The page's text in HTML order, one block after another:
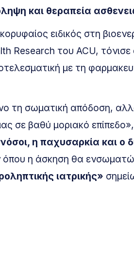
και θεραπεία
ειδικός στη
Research του ACU, τόνισε
με τη
τη σωματική απόδοση,
σε βαθύ μοριακό
η παχυσαρκία και ο
όπου η άσκηση θα
ιατρικής»